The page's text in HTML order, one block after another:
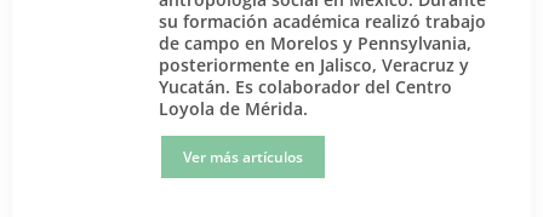
su formación académica realizó trabajo
de campo en Morelos y Pennsylvania,
posteriormente en Jalisco, Veracruz y
Yucatán. Es colaborador del Centro
Loyola de Mérida.
Ver más artículos